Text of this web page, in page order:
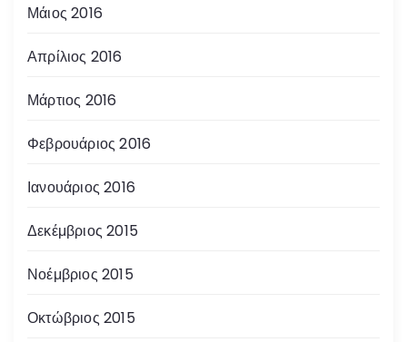
Μάιος 2016
Απρίλιος 2016
Μάρτιος 2016
Φεβρουάριος 2016
Ιανουάριος 2016
Δεκέμβριος 2015
Νοέμβριος 2015
Οκτώβριος 2015